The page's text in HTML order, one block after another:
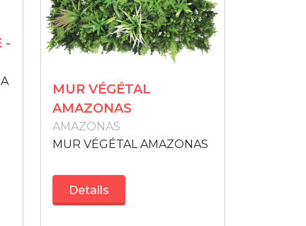
-
MUR VÉGÉTAL
AMAZONAS
AMAZONAS
MUR VÉGÉTAL AMAZONAS
Details